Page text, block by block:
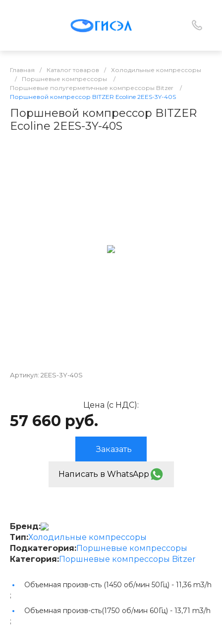
Главная / Каталог товаров /
Холодильные компрессоры
/
Поршневые компрессоры
/
Поршневые полугерметичные компрессоры Bitzer
/
Поршневой компрессор BITZER Ecoline 2EES-3Y-40S
Поршневой компрессор BITZER
Ecoline 2EES-3Y-40S
Артикул: 2EES-3Y-40S
Цена (с НДС):
57 660 руб.
Заказать
Написать в WhatsApp
Бренд:
Тип:Холодильные компрессоры
Подкатегория:Поршневые компрессоры
Категория:Поршневые компрессоры Bitzer
Объемная произв-сть (1450 об/мин 50Гц) - 11,36 m3/h
;
Объемная произв-сть(1750 об/мин 60Гц) - 13,71 m3/h
;